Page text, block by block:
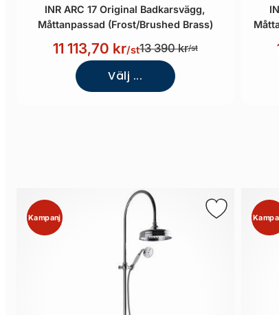
INR ARC 17 Original Badkarsvägg,
Måttanpassad (Frost/Brushed Brass)
11 113,70 kr/st13 390 kr/st
Välj ...
Kampanj